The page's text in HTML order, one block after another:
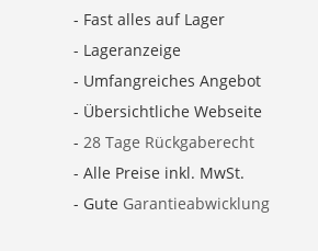
- Fast alles auf Lager
- Lageranzeige
- Umfangreiches Angebot
- Übersichtliche Webseite
- 28 Tage Rückgaberecht
- Alle Preise inkl. MwSt.
- Gute Garantieabwicklung